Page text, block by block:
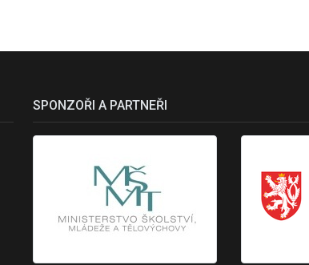
SPONZOŘI A PARTNEŘI